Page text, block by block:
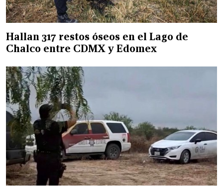
Hallan 317 restos óseos en el Lago de
Chalco entre CDMX y Edomex